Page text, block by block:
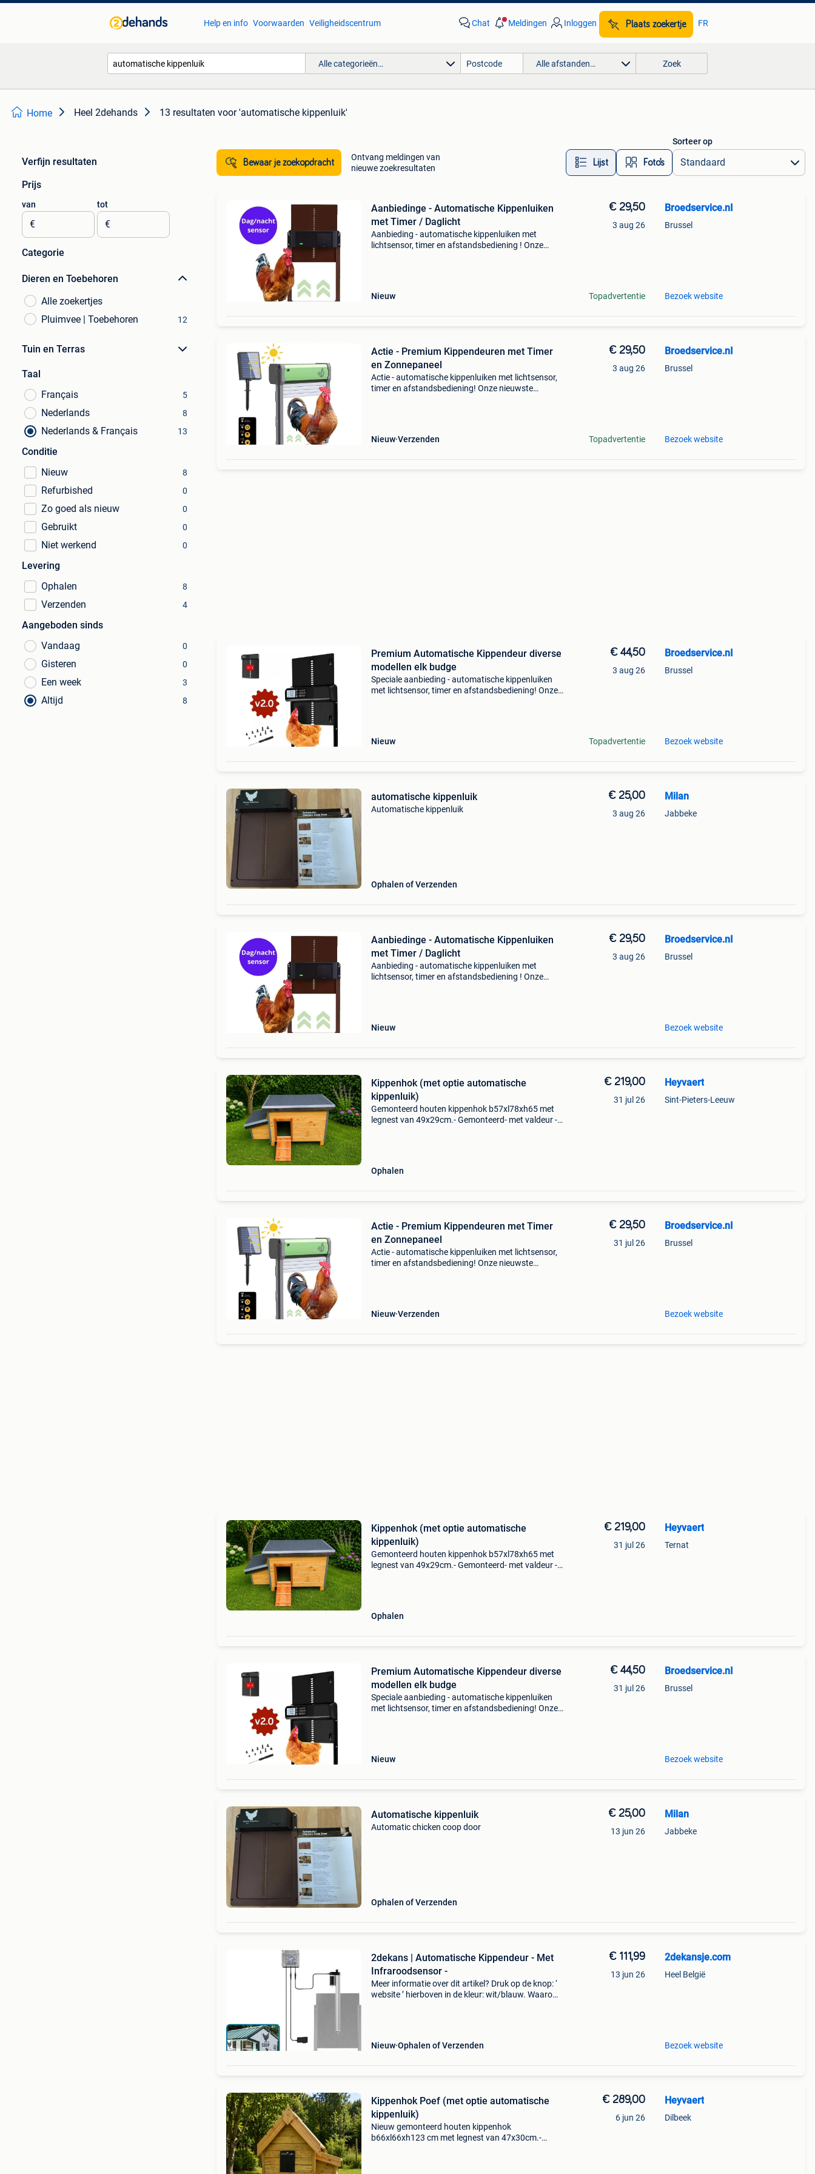
Help en info Voorwaarden Veiligheidscentrum Chat Meldingen Inloggen Plaats zoekertje FR
Alle categorieën… Alle afstanden… Zoek
Home Heel 2dehands 13 resultaten voor 'automatische kippenluik'
Verfijn resultaten
Prijs
van
€
tot
€
Categorie
Dieren en Toebehoren
Alle zoekertjes
Pluimvee | Toebehoren
12
Tuin en Terras
Taal
Français
5
Nederlands 8
Nederlands & Français 13
Conditie
Nieuw
8
Refurbished 0
Zo goed als nieuw 0
Gebruikt 0
Niet werkend 0
Levering
Ophalen
8
Verzenden 4
Aangeboden sinds
Vandaag
0
Gisteren 0
Een week 3
Altijd 8
Bewaar je zoekopdracht
Ontvang meldingen van
nieuwe zoekresultaten
Lijst Foto’s
Sorteer op
Aanbiedinge - Automatische Kippenluiken
met Timer / Daglicht
Aanbieding - automatische kippenluiken met
lichtsensor, timer en afstandsbediening ! Onze
Nieuw
€ 29,50
3 aug 26
Topadvertentie
Broedservice.nI
Brussel
Bezoek website
Actie - Premium Kippendeuren met Timer
en Zonnepaneel
Actie - automatische kippenluiken met lichtsensor,
timer en afstandsbediening! Onze nieuwste
Nieuw Verzenden
€ 29,50
3 aug 26
Topadvertentie
Broedservice.nI
Brussel
Bezoek website
Premium Automatische Kippendeur diverse
modellen elk budge
Speciale aanbieding - automatische kippenluiken
met lichtsensor, timer en afstandsbediening! Onze
Nieuw
€ 44,50
3 aug 26
Topadvertentie
Broedservice.nI
Brussel
Bezoek website
automatische kippenluik
Automatische kippenluik
Ophalen of Verzenden
€ 25,00
3 aug 26
Milan
Jabbeke
Aanbiedinge - Automatische Kippenluiken
met Timer / Daglicht
Aanbieding - automatische kippenluiken met
lichtsensor, timer en afstandsbediening ! Onze
Nieuw
€ 29,50
3 aug 26
Broedservice.nI
Brussel
Bezoek website
Kippenhok (met optie automatische
kippenluik)
Gemonteerd houten kippenhok b57xl78xh65 met
legnest van 49x29cm.- Gemonteerd- met valdeur -
Ophalen
€ 219,00
31 jul 26
Heyvaert
Sint-Pieters-Leeuw
Actie - Premium Kippendeuren met Timer
en Zonnepaneel
Actie - automatische kippenluiken met lichtsensor,
timer en afstandsbediening! Onze nieuwste
Nieuw Verzenden
€ 29,50
31 jul 26
Broedservice.nI
Brussel
Bezoek website
Kippenhok (met optie automatische
kippenluik)
Gemonteerd houten kippenhok b57xl78xh65 met
legnest van 49x29cm.- Gemonteerd- met valdeur -
Ophalen
€ 219,00
31 jul 26
Heyvaert
Ternat
Premium Automatische Kippendeur diverse
modellen elk budge
Speciale aanbieding - automatische kippenluiken
met lichtsensor, timer en afstandsbediening! Onze
Nieuw
€ 44,50
31 jul 26
Broedservice.nI
Brussel
Bezoek website
Automatische kippenluik
Automatic chicken coop door
Ophalen of Verzenden
€ 25,00
13 jun 26
Milan
Jabbeke
2dekans | Automatische Kippendeur - Met
Infraroodsensor -
Meer informatie over dit artikel? Druk op de knop: ‘
website ’ hierboven in de kleur: wit/blauw. Waarom
Nieuw Ophalen of Verzenden
€ 111,99
13 jun 26
2dekansje.com
Heel België
Bezoek website
Kippenhok Poef (met optie automatische
kippenluik)
Nieuw gemonteerd houten kippenhok
b66xl66xh123 cm met legnest van 47x30cm.-
€ 289,00
6 jun 26
Heyvaert
Dilbeek